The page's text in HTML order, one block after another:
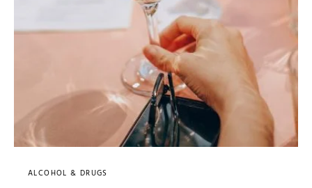
ALCOHOL & DRUGS